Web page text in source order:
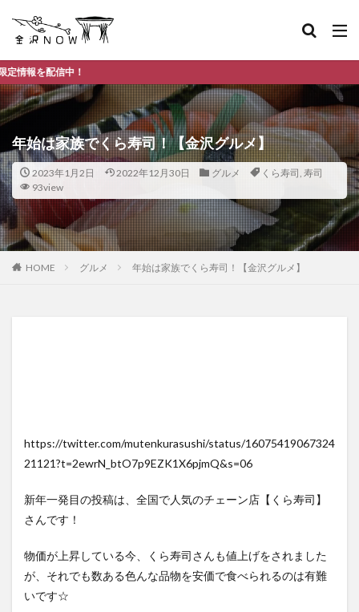
年始は家族でくら寿司！【金沢グルメ】
2023年1月2日 2022年12月30日 グルメ くら寿司, 寿司
93view
HOME グルメ 年始は家族でくら寿司！【金沢グルメ】
https://twitter.com/mutenkurasushi/status/16075419067324
21121?t=2ewrN_btO7p9EZK1X6pjmQ&s=06
新年一発目の投稿は、全国で人気のチェーン店【くら寿司】
さんです！
物価が上昇している今、くら寿司さんも値上げをされました
が、それでも数ある色んな品物を安価で食べられるのは有難
いです☆